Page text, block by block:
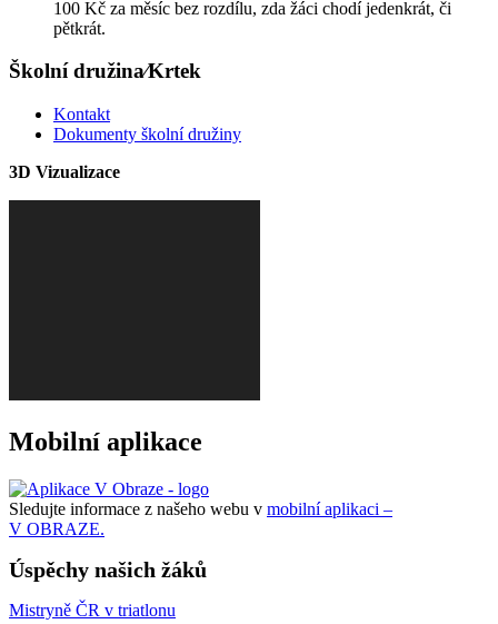
100 Kč za měsíc bez rozdílu, zda žáci chodí jedenkrát, či
pětkrát.
Školní družina⁄Krtek
Kontakt
Dokumenty školní družiny
3D Vizualizace
Mobilní aplikace
Sledujte informace z našeho webu v mobilní aplikaci –
V OBRAZE.
Úspěchy našich žáků
Mistryně ČR v triatlonu